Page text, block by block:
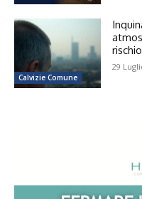
Calvizie Comune
rischio
29